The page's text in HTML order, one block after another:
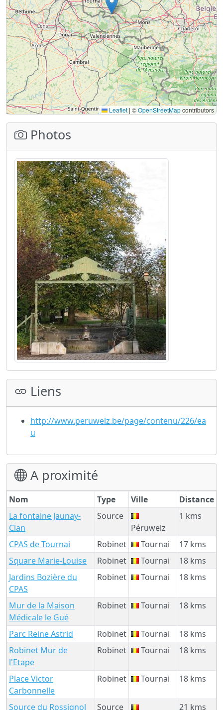
Leaflet | ©OpenStreetMapcontributors
Photos
Liens
http://www.peruwelz.be/page/contenu/226/ea
u
A proximité
Nom Type Ville
Distance
La fontaine Jaunay-
Clan
Source
Péruwelz
1 kms
CPAS de Tournai Robinet Tournai
17 kms
Square Marie-Louise
Robinet Tournai
18 kms
Jardins Bozière du
CPAS
Robinet Tournai 18 kms
Mur de la Maison
Médicale le Gué
Robinet Tournai 18 kms
Parc Reine Astrid Robinet Tournai
18 kms
Robinet Mur de
l'Etape
Robinet Tournai 18 kms
Place Victor
Carbonnelle
Robinet Tournai 18 kms
Source du Rossignol
Source
21 kms